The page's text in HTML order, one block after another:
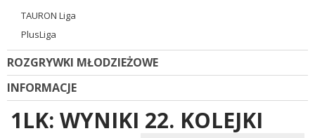
TAURON Liga
PlusLiga
ROZGRYWKI MŁODZIEŻOWE
INFORMACJE
1LK: WYNIKI 22. KOLEJKI